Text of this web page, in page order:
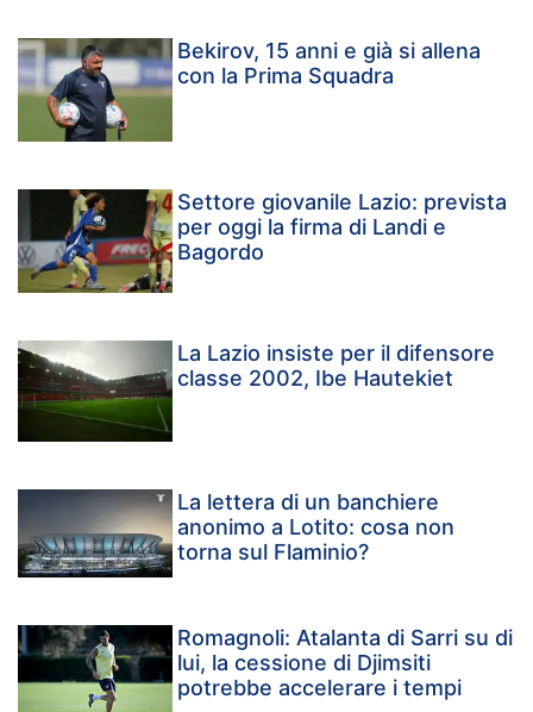
Bekirov, 15 anni e già si allena
con la Prima Squadra
Settore giovanile Lazio: prevista
per oggi la firma di Landi e
Bagordo
La Lazio insiste per il difensore
classe 2002, Ibe Hautekiet
La lettera di un banchiere
anonimo a Lotito: cosa non
torna sul Flaminio?
Romagnoli: Atalanta di Sarri su di
lui, la cessione di Djimsiti
potrebbe accelerare i tempi